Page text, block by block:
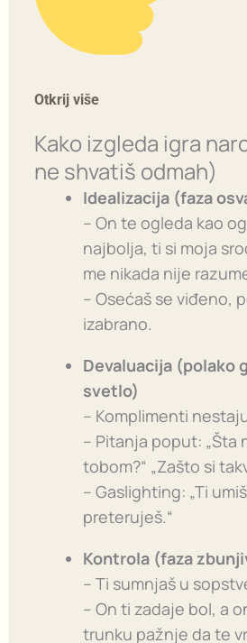
Otkrij više
Kako izgleda igra
ne shvatiš odmah)
Idealizacija (faza
– On te ogleda kao
najbolja, ti si moja
me nikada nije
– Osećaš se viđeno,
izabrano.
Devaluacija (polako
svetlo)
– Komplimenti
– Pitanja poput: „Šta
tobom?“ „Zašto si
– Gaslighting: „Ti
preteruješ.“
Kontrola (faza
– Ti sumnjaš u
– On ti zadaje bol, a
trunku pažnje da te